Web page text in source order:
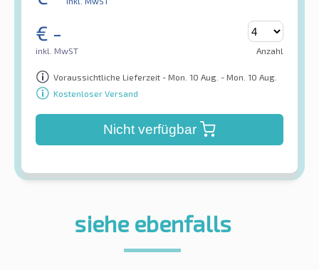
€ -
inkl. MwST Anzahl
Voraussichtliche Lieferzeit - Mon. 10 Aug. - Mon. 10 Aug.
Kostenloser Versand
Nicht verfügbar
siehe ebenfalls